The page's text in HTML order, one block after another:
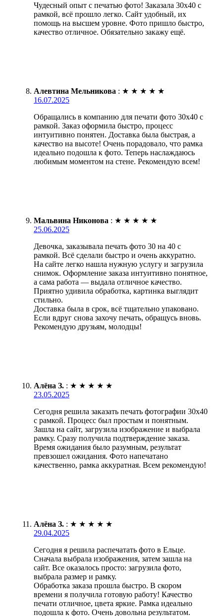
Чудесный опыт с печатью фото! Заказала 30х40 с
рамкой, всё прошло легко. Сайт удобный, их
помощь на высшем уровне. Фото пришло быстро,
качество отличное. Обязательно закажу ещё.
Алевтина Мельникова : ★ ★ ★ ★ ★
16.07.2025
Обращались в компанию для печати фото 30х40 с
рамкой. Заказ оформила быстро, процесс
интуитивно понятен. Доставка была быстрая, а
качество на высоте! Очень порадовало, что рамка
идеально подошла к фото. Теперь наслаждаюсь
любимым моментом на стене. Рекомендую всем!
Мальвина Никонова : ★ ★ ★ ★ ★
25.06.2025
Девочка, заказывала печать фото 30 на 40 с
рамкой. Всё сделали быстро и очень аккуратно.
На сайте легко нашла нужную услугу и загрузила
снимок. Оформление заказа интуитивно понятное,
а сама работа — выдала отличное качество.
Приятно удивила обработка, картинка выглядит
стильно.
Доставка была в срок, всё тщательно упаковано.
Если вдруг снова захочу печать, обращусь вновь.
Рекомендую друзьям, молодцы!
Алёна З. : ★ ★ ★ ★ ★
23.05.2025
Сегодня решила заказать печать фотографии 30х40
с рамкой. Процесс был простым и понятным.
Зашла на сайт, загрузила изображение и выбрала
рамку. Сразу получила подтверждение заказа.
Время ожидания было разумным, результат
превзошел ожидания. Фото напечатано
качественно, рамка аккуратная. Всем рекомендую!
Алёна З. : ★ ★ ★ ★ ★
29.04.2025
Сегодня я решила распечатать фото в Ельце.
Сначала выбрала изображения, затем зашла на
сайт. Все оказалось просто: загрузила фото,
выбрала размер и рамку.
Обработка заказа прошла быстро. В скором
времени я получила готовую работу! Качество
печати отличное, цвета яркие. Рамка идеально
подошла к фото. Очень довольна результатом.